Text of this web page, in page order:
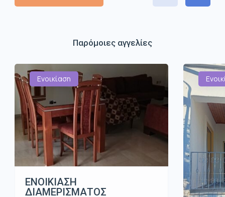
Παρόμοιες αγγελίες
Ενοικίαση
ΕΝΟΙΚΙΑΣΗ
ΔΙΑΜΕΡΙΣΜΑΤΟΣ